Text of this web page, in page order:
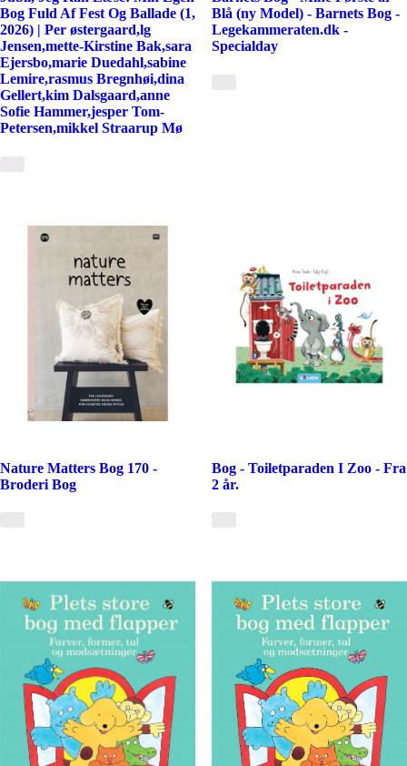
Bog Fuld Af Fest Og Ballade (1,
2026) | Per østergaard,lg
Jensen,mette-Kirstine Bak,sara
Ejersbo,marie Duedahl,sabine
Lemire,rasmus Bregnhøi,dina
Gellert,kim Dalsgaard,anne
Sofie Hammer,jesper Tom-
Petersen,mikkel Straarup Mø
Blå (ny Model) - Barnets Bog -
Legekammeraten.dk -
Specialday
Nature Matters Bog 170 -
Broderi Bog
Bog - Toiletparaden I Zoo - Fra
2 år.